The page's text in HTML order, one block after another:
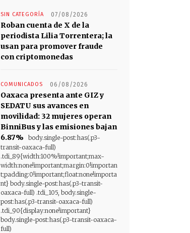
SIN CATEGORÍA 07/08/2026
Roban cuenta de X de la
periodista Lilia Torrentera; la
usan para promover fraude
con criptomonedas
COMUNICADOS 06/08/2026
Oaxaca presenta ante GIZ y
SEDATU sus avances en
movilidad: 32 mujeres operan
BinniBus y las emisiones bajan
6.87%
body.single-post:has(.p3-
transit-oaxaca-full)
.tdi_89{width:100%!important;max-
width:none!important;margin:0!importan
t;padding:0!important;float:none!importa
nt} body.single-post:has(.p3-transit-
oaxaca-full) .tdi_105, body.single-
post:has(.p3-transit-oaxaca-full)
.tdi_90{display:none!important}
body.single-post:has(.p3-transit-oaxaca-
full)